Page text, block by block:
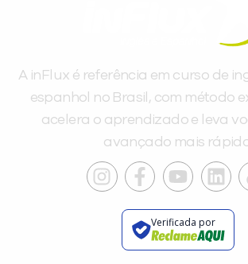
A inFlux é referência em curso de
espanhol no Brasil, com método
acelera o aprendizado e leva
avançado mais
Verificada por